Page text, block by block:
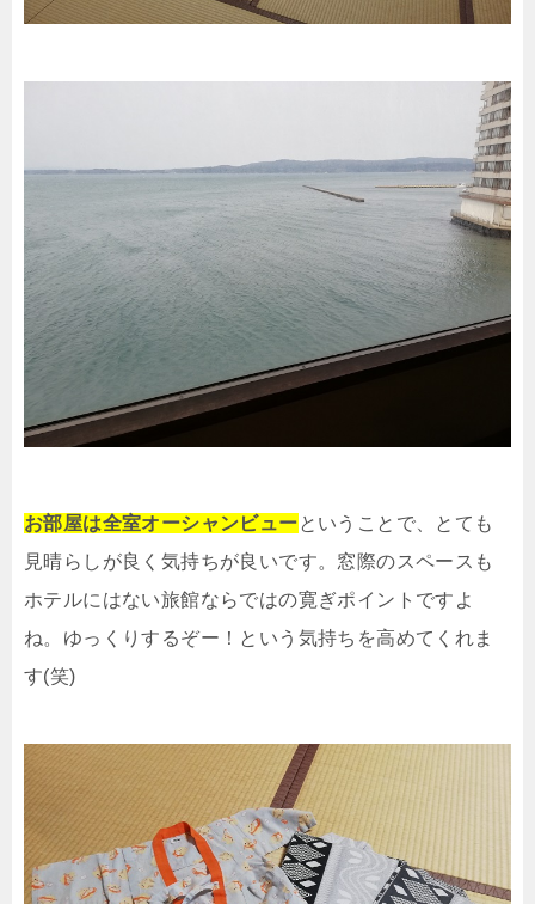
お部屋は全室オーシャンビューということで、とても
見晴らしが良く気持ちが良いです。窓際のスペースも
ホテルにはない旅館ならではの寛ぎポイントですよ
ね。ゆっくりするぞー！という気持ちを高めてくれま
す(笑)